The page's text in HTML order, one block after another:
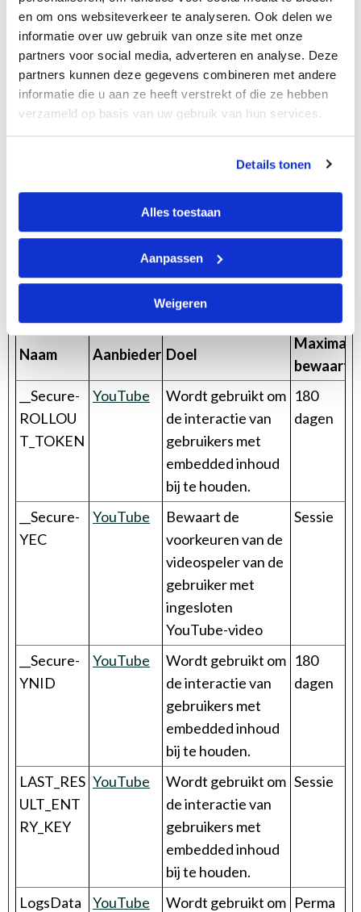
en om ons websiteverkeer te analyseren. Ook delen we
informatie over uw gebruik van onze site met onze
partners voor social media, adverteren en analyse. Deze
partners kunnen deze gegevens combineren met andere
informatie die u aan ze heeft verstrekt of die ze hebben
verzameld op basis van uw gebruik van hun services.
Details tonen
Alles toestaan
Aanpassen
Weigeren
gebruikt om
onderscheid te
maken tussen
mensen en bots.
Marketing (10)
Marketingcookies worden gebruikt om bezoekers te
volgen wanneer ze verschillende websites
bezoeken. Hun doel is advertenties weergeven die
zijn toegesneden op en relevant zijn voor de
individuele gebruiker. Deze advertenties worden zo
waardevoller voor uitgevers en externe
Naam Aanbieder Doel
Maximale
__Secure-
ROLLOU
T_TOKEN
YouTube
Wordt gebruikt om
de interactie van
gebruikers met
embedded inhoud
bij te houden.
180
dagen
__Secure-
YEC
YouTube
Bewaart de
voorkeuren van de
videospeler van de
gebruiker met
ingesloten
YouTube-video
Sessie
__Secure-
YNID
YouTube
Wordt gebruikt om
de interactie van
gebruikers met
embedded inhoud
bij te houden.
180
dagen
LAST_RES
ULT_ENT
RY_KEY
YouTube
Wordt gebruikt om
de interactie van
gebruikers met
embedded inhoud
bij te houden.
Sessie
LogsData
YouTube
Wordt gebruikt om Perma